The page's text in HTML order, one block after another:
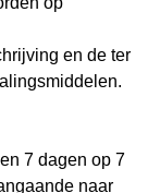
en de ter
7 dagen op 7
naar